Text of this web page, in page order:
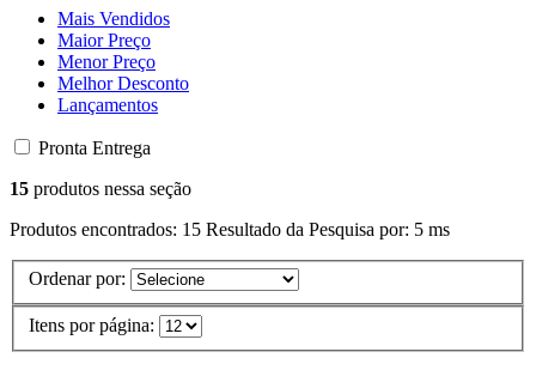
Mais Vendidos
Maior Preço
Menor Preço
Melhor Desconto
Lançamentos
Pronta Entrega
15 produtos nessa seção
Produtos encontrados: 15 Resultado da Pesquisa por: 5 ms
Ordenar por:
Itens por página: